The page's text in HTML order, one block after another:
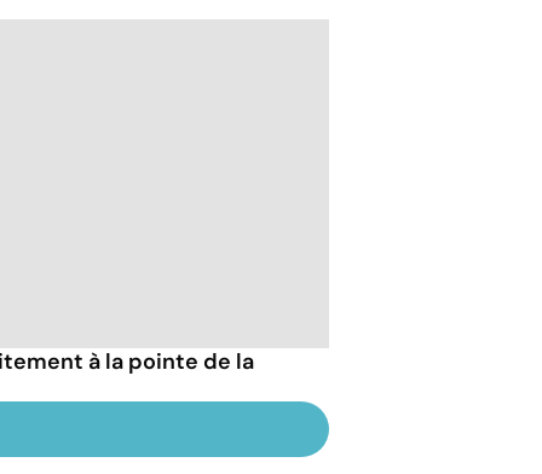
à la pointe de la